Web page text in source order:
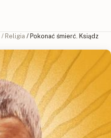
/ Religia / Pokonać śmierć. Ksiądz